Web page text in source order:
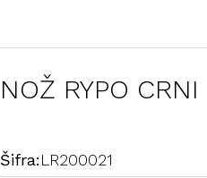
NOŽ RYPO CRNI
Šifra:LR200021